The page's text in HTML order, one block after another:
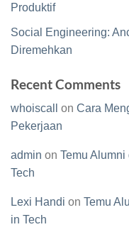
Produktif
Social Engineering:
Diremehkan
Recent Comments
whoiscall on Cara
Pekerjaan
admin on Temu
Tech
Lexi Handi on Temu
in Tech